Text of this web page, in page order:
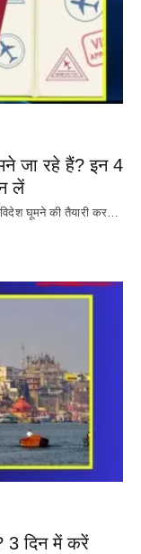
जा रहे हैं? इन 4
लें
घूमने की तैयारी कर…
3 दिन में करें